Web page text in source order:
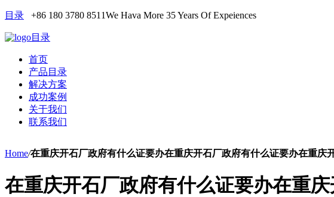
目录 +86 180 3780 8511We Hava More 35 Years Of Expeiences
目录
首页
产品目录
解决方案
成功案例
关于我们
联系我们
Home/在重庆开石厂政府有什么证要办在重庆开石厂政府有什么证要办在重庆
在重庆开石厂政府有什么证要办在重